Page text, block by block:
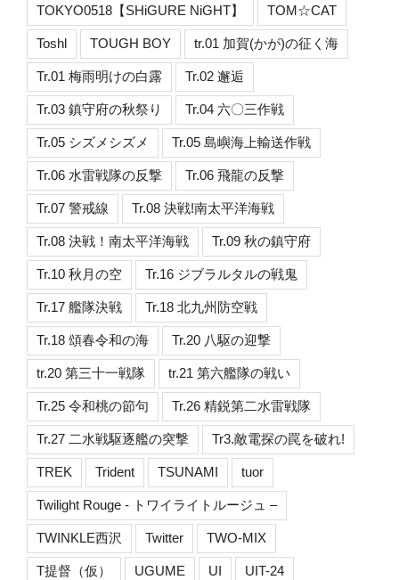
TOKYO0518【SHiGURE NiGHT】 TOM☆CAT
Toshl TOUGH BOY tr.01 加賀(かが)の征く海
Tr.01 梅雨明けの白露 Tr.02 邂逅
Tr.03 鎮守府の秋祭り Tr.04 六〇三作戦
Tr.05 シズメシズメ Tr.05 島嶼海上輸送作戦
Tr.06 水雷戦隊の反撃 Tr.06 飛龍の反撃
Tr.07 警戒線 Tr.08 決戦!南太平洋海戦
Tr.08 決戦！南太平洋海戦 Tr.09 秋の鎮守府
Tr.10 秋月の空 Tr.16 ジブラルタルの戦鬼
Tr.17 艦隊決戦 Tr.18 北九州防空戦
Tr.18 頌春令和の海 Tr.20 八駆の迎撃
tr.20 第三十一戦隊 tr.21 第六艦隊の戦い
Tr.25 令和桃の節句 Tr.26 精鋭第二水雷戦隊
Tr.27 二水戦駆逐艦の突撃 Tr3.敵電探の罠を破れ!
TREK Trident TSUNAMI tuor
Twilight Rouge - トワイライトルージュ –
TWINKLE西沢 Twitter TWO-MIX
T提督（仮） UGUME UI UIT-24